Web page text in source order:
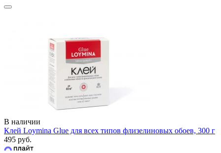
В наличии
Клей Loymina Glue для всех типов флизелиновых обоев, 300 г
495 руб.